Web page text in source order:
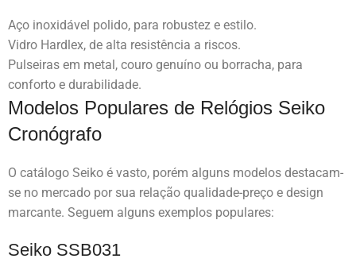
Aço inoxidável polido, para robustez e estilo.
Vidro Hardlex, de alta resistência a riscos.
Pulseiras em metal, couro genuíno ou borracha, para
conforto e durabilidade.
Modelos Populares de Relógios Seiko
Cronógrafo
O catálogo Seiko é vasto, porém alguns modelos destacam-
se no mercado por sua relação qualidade-preço e design
marcante. Seguem alguns exemplos populares:
Seiko SSB031